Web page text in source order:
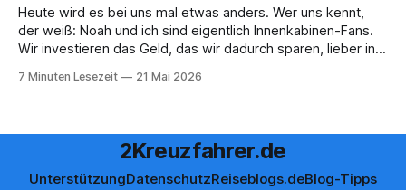
Heute wird es bei uns mal etwas anders. Wer uns kennt,
der weiß: Noah und ich sind eigentlich Innenkabinen-Fans.
Wir investieren das Geld, das wir dadurch sparen, lieber in
Cocktail an der Bar. Auch auf einer unserer letzten Reisen
7 Minuten Lesezeit 21 Mai 2026
2Kreuzfahrer.de
UnterstützungDatenschutzReiseblogs.deBlog-Tipps